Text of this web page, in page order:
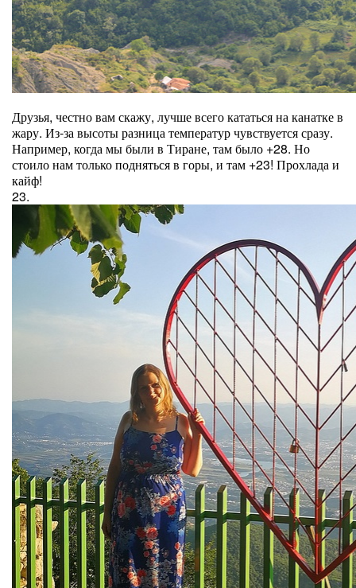
Друзья, честно вам скажу, лучше всего кататься на канатке в
жару. Из-за высоты разница температур чувствуется сразу.
Например, когда мы были в Тиране, там было +28. Но
стоило нам только подняться в горы, и там +23! Прохлада и
кайф!
23.